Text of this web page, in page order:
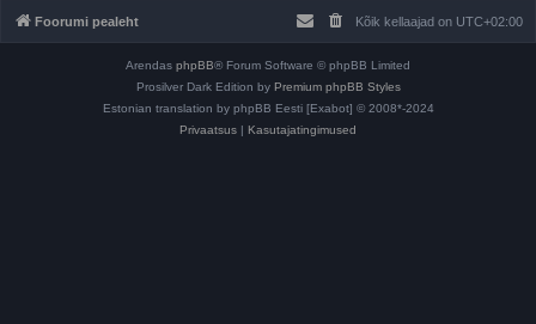
Foorumi pealeht Kõik kellaajad on UTC+02:00
Arendas phpBB® Forum Software © phpBB Limited
Prosilver Dark Edition by Premium phpBB Styles
Estonian translation by phpBB Eesti [Exabot] © 2008*-2024
Privaatsus | Kasutajatingimused